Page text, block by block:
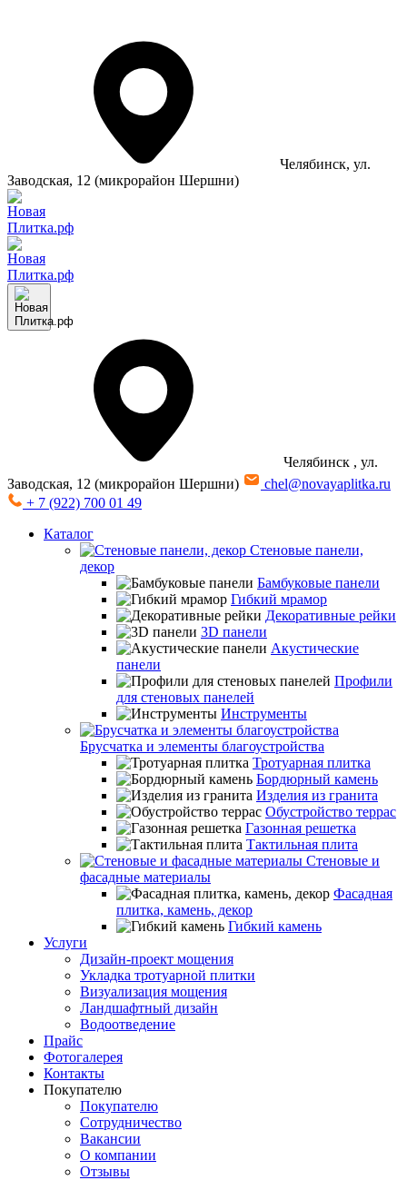
Челябинск, ул.
Заводская, 12 (микрорайон Шершни)
Челябинск , ул.
Заводская, 12 (микрорайон Шершни)
chel@novayaplitka.ru
+ 7 (922) 700 01 49
Каталог
Стеновые панели,
декор
Бамбуковые панели
Гибкий мрамор
Декоративные рейки
3D панели
Акустические
панели
Профили
для стеновых панелей
Инструменты
Брусчатка и элементы благоустройства
Тротуарная плитка
Бордюрный камень
Изделия из гранита
Обустройство террас
Газонная решетка
Тактильная плита
Стеновые и
фасадные материалы
Фасадная
плитка, камень, декор
Гибкий камень
Услуги
Дизайн-проект мощения
Укладка тротуарной плитки
Визуализация мощения
Ландшафтный дизайн
Водоотведение
Прайс
Фотогалерея
Контакты
Покупателю
Покупателю
Сотрудничество
Вакансии
О компании
Отзывы